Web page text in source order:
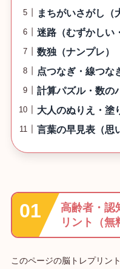
まちがいさがし（
迷路（むずかしい
数独（ナンプレ）
点つなぎ・線つな
計算パズル・数の
大人のぬりえ・塗
言葉の早見表（思
高齢者・認
リント（無
このページの脳トレプリント